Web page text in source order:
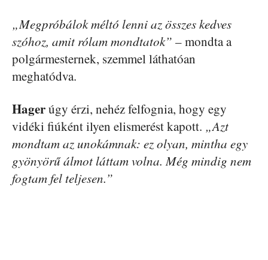
„Megpróbálok méltó lenni az összes kedves
szóhoz, amit rólam mondtatok” – mondta a
polgármesternek, szemmel láthatóan
meghatódva.
Hagerúgy érzi, nehéz felfognia, hogy egy
vidéki fiúként ilyen elismerést kapott. „Azt
mondtam az unokámnak: ez olyan, mintha egy
gyönyörű álmot láttam volna. Még mindig nem
fogtam fel teljesen.”